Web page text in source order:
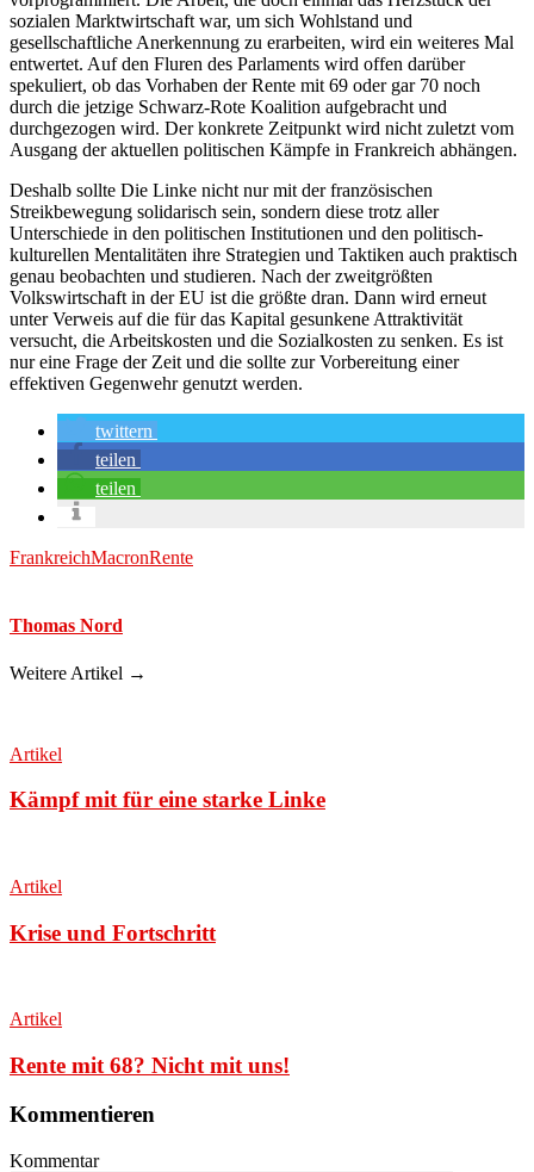
sozialen Marktwirtschaft war, um sich Wohlstand und
gesellschaftliche Anerkennung zu erarbeiten, wird ein weiteres Mal
entwertet. Auf den Fluren des Parlaments wird offen darüber
spekuliert, ob das Vorhaben der Rente mit 69 oder gar 70 noch
durch die jetzige Schwarz-Rote Koalition aufgebracht und
durchgezogen wird. Der konkrete Zeitpunkt wird nicht zuletzt vom
Ausgang der aktuellen politischen Kämpfe in Frankreich abhängen.
Deshalb sollte Die Linke nicht nur mit der französischen
Streikbewegung solidarisch sein, sondern diese trotz aller
Unterschiede in den politischen Institutionen und den politisch-
kulturellen Mentalitäten ihre Strategien und Taktiken auch praktisch
genau beobachten und studieren. Nach der zweitgrößten
Volkswirtschaft in der EU ist die größte dran. Dann wird erneut
unter Verweis auf die für das Kapital gesunkene Attraktivität
versucht, die Arbeitskosten und die Sozialkosten zu senken. Es ist
nur eine Frage der Zeit und die sollte zur Vorbereitung einer
effektiven Gegenwehr genutzt werden.
twittern
teilen
teilen
FrankreichMacronRente
Thomas Nord
Weitere Artikel →
Artikel
Kämpf mit für eine starke Linke
Artikel
Krise und Fortschritt
Artikel
Rente mit 68? Nicht mit uns!
Kommentieren
Kommentar